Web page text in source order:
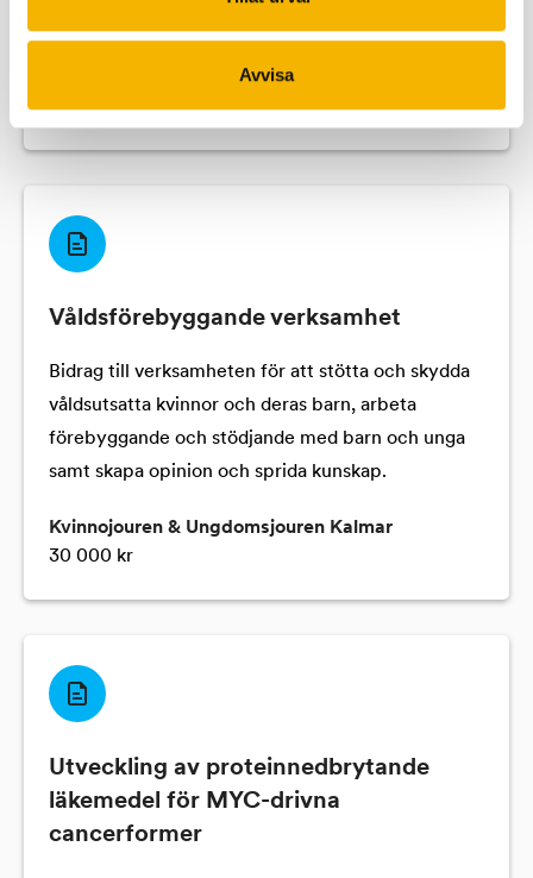
Avvisa
Johan Flygare, Universitetslektor, Lunds
Medicinska Fakulteten, Lunds universitet
3 000 000 kr
Våldsförebyggande verksamhet
Bidrag till verksamheten för att stötta och skydda
våldsutsatta kvinnor och deras barn, arbeta
förebyggande och stödjande med barn och unga
samt skapa opinion och sprida kunskap.
Kvinnojouren & Ungdomsjouren Kalmar
30 000 kr
Utveckling av proteinnedbrytande
läkemedel för MYC-drivna
cancerformer